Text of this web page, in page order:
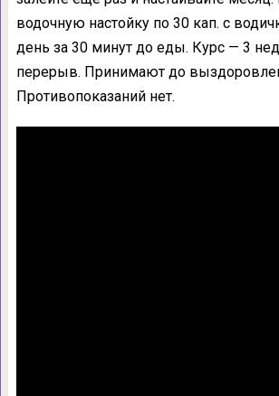
водочную настойку по 30 кап. с
день за 30 минут до еды. Курс — 3
перерыв. Принимают до
Противопоказаний нет.